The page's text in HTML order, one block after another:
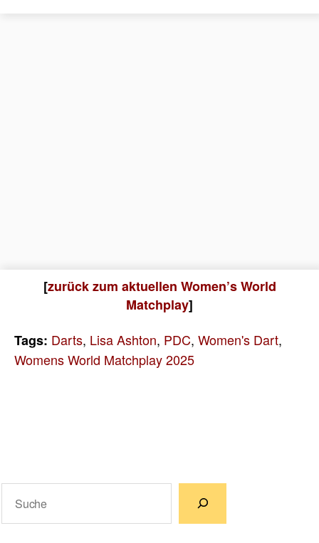
[zurück zum aktuellen Women’s World
Matchplay]
Tags: Darts, Lisa Ashton, PDC, Women's Dart,
Womens World Matchplay 2025